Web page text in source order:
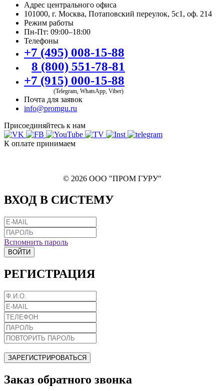
Адрес центрального офиса
101000, г. Москва, Потаповский переулок, 5с1, оф. 214
Режим работы
Пн-Пт: 09:00–18:00
Телефоны
+7 (495) 008-15-88
8 (800) 551-78-81
+7 (915) 000-15-88
(Telegram, WhatsApp, Viber)
Почта для заявок
info@promgu.ru
Присоединяйтесь к нам
К оплате принимаем
© 2026 ООО "ПРОМ ГУРУ"
ВХОД В СИСТЕМУ
Вспомнить пароль
ВОЙТИ
РЕГИСТРАЦИЯ
ЗАРЕГИСТРИРОВАТЬСЯ
Заказ обратного звонка